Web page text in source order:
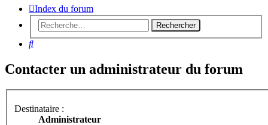
Index du forum
Rechercher
Rechercher
Contacter un administrateur du forum
Destinataire :
Administrateur